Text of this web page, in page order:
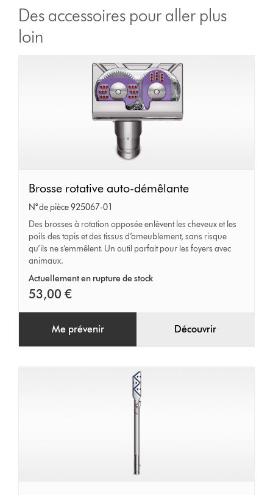
Des accessoires pour aller plus
loin
Brosse
rotative
auto-
démêlante
Brosse rotative auto-démêlante
N° de pièce 925067-01
Des brosses à rotation opposée enlèvent les cheveux et les
poils des tapis et des tissus d’ameublement, sans risque
qu’ils ne s’emmêlent. Un outil parfait pour les foyers avec
animaux.
Actuellement en rupture de stock
53,00 €
Me prévenir Découvrir